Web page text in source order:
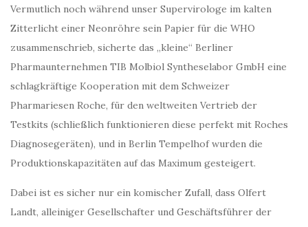
Vermutlich noch während unser Supervirologe im kalten
Zitterlicht einer Neonröhre sein Papier für die WHO
zusammenschrieb, sicherte das „kleine“ Berliner
Pharmaunternehmen TIB Molbiol Syntheselabor GmbH eine
schlagkräftige Kooperation mit dem Schweizer
Pharmariesen Roche, für den weltweiten Vertrieb der
Testkits (schließlich funktionieren diese perfekt mit Roches
Diagnosegeräten), und in Berlin Tempelhof wurden die
Produktionskapazitäten auf das Maximum gesteigert.
Dabei ist es sicher nur ein komischer Zufall, dass Olfert
Landt, alleiniger Gesellschafter und Geschäftsführer der